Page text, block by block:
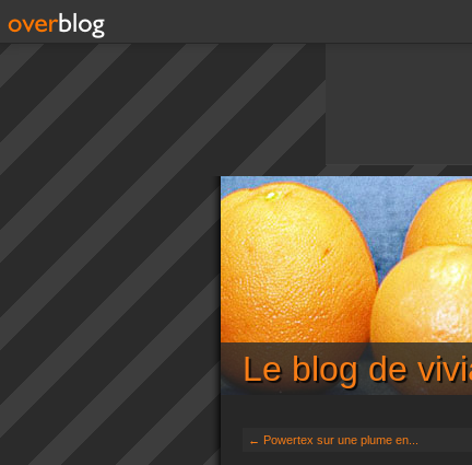
Le blog de
← Powertex sur une plume en...